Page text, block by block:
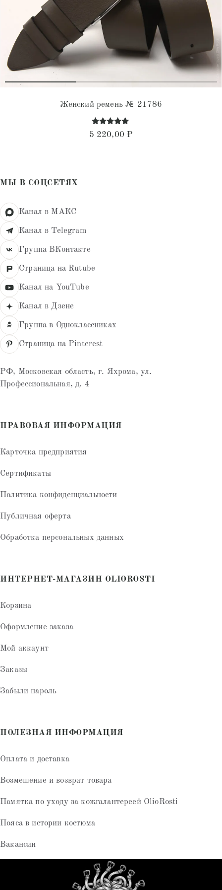
Женский ремень № 21786
Оценка
4.94
5 220,00 ₽
МЫ В СОЦСЕТЯХ
Канал в МАКС
Канал в Telegram
Группа ВКонтакте
Страница на Rutube
Канал на YouTube
Канал в Дзене
Группа в Одноклассниках
Страница на Pinterest
РФ, Московская область, г. Яхрома, ул.
Профессиональная, д. 4
ПРАВОВАЯ ИНФОРМАЦИЯ
Карточка предприятия
Сертификаты
Политика конфиденциальности
Публичная оферта
Обработка персональных данных
ИНТЕРНЕТ-МАГАЗИН OLIOROSTI
Корзина
Оформление заказа
Мой аккаунт
Заказы
Забыли пароль
ПОЛЕЗНАЯ ИНФОРМАЦИЯ
Оплата и доставка
Возмещение и возврат товара
Памятка по уходу за кожгалантереей OlioRosti
Пояса в истории костюма
Вакансии